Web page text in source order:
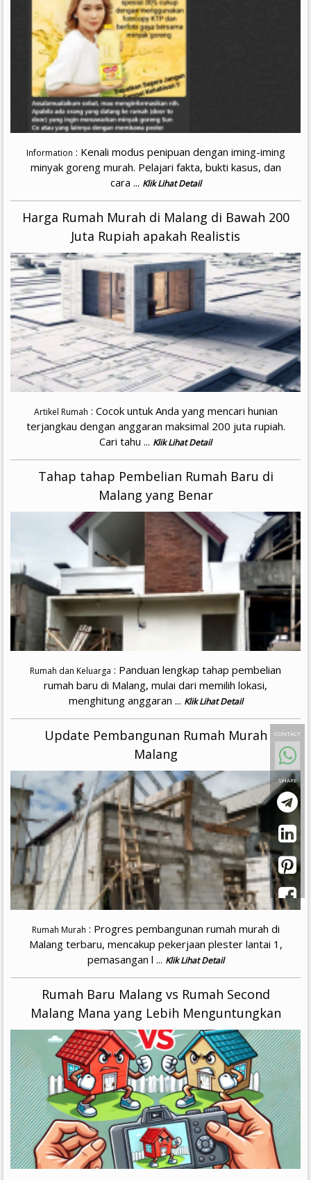
CONTACT
SHARE
Information : Kenali modus penipuan dengan iming-iming
minyak goreng murah. Pelajari fakta, bukti kasus, dan
cara ... Klik Lihat Detail
Harga Rumah Murah di Malang di Bawah 200
Juta Rupiah apakah Realistis
Artikel Rumah : Cocok untuk Anda yang mencari hunian
terjangkau dengan anggaran maksimal 200 juta rupiah.
Cari tahu ... Klik Lihat Detail
Tahap tahap Pembelian Rumah Baru di
Malang yang Benar
Rumah dan Keluarga : Panduan lengkap tahap pembelian
rumah baru di Malang, mulai dari memilih lokasi,
menghitung anggaran ... Klik Lihat Detail
Update Pembangunan Rumah Murah
Malang
Rumah Murah : Progres pembangunan rumah murah di
Malang terbaru, mencakup pekerjaan plester lantai 1,
pemasangan l ... Klik Lihat Detail
Rumah Baru Malang vs Rumah Second
Malang Mana yang Lebih Menguntungkan